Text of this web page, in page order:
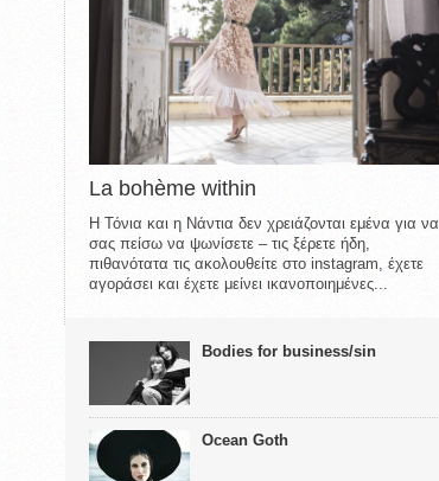
La bohème within
Η Τόνια και η Νάντια δεν χρειάζονται εμένα για να
σας πείσω να ψωνίσετε – τις ξέρετε ήδη,
πιθανότατα τις ακολουθείτε στο instagram, έχετε
αγοράσει και έχετε μείνει ικανοποιημένες...
Bodies for business/sin
Ocean Goth